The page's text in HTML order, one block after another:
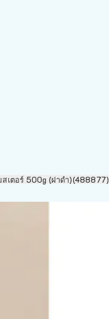
สเตอร์ 500g (ฝาดำ)(488877)